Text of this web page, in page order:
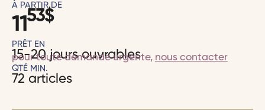
À PARTIR DE
1153$
PRÊT EN
15-20 jours ouvrables
pour toute demande urgente, nous contacter
QTÉ MIN.
72 articles